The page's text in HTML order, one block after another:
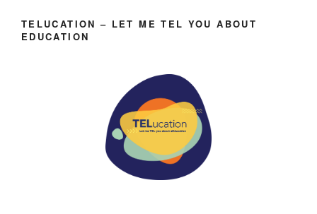
TELUCATION – LET ME TEL YOU ABOUT
EDUCATION